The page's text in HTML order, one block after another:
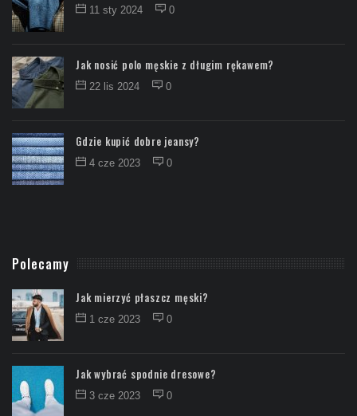
11 sty 2024 0
Jak nosić polo męskie z długim rękawem?
22 lis 2024 0
Gdzie kupić dobre jeansy?
4 cze 2023 0
Polecamy
Jak mierzyć płaszcz męski?
1 cze 2023 0
Jak wybrać spodnie dresowe?
3 cze 2023 0